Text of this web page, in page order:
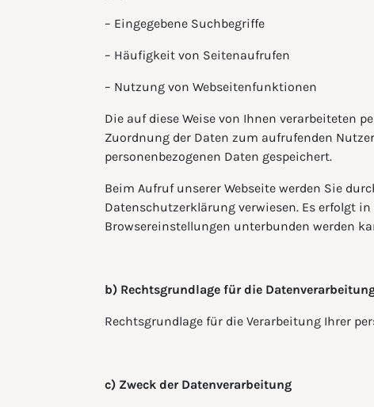
– Eingegebene Suchbegriffe
– Häufigkeit von Seitenaufrufen
– Nutzung von Webseitenfunktionen
Die auf diese Weise von Ihnen verarbeiteten
Zuordnung der Daten zum aufrufenden
personenbezogenen Daten gespeichert.
Beim Aufruf unserer Webseite werden Sie
Datenschutzerklärung verwiesen. Es erfolgt
Browsereinstellungen unterbunden werden
b) Rechtsgrundlage für die
Rechtsgrundlage für die Verarbeitung Ihrer
c) Zweck der Datenverarbeitung